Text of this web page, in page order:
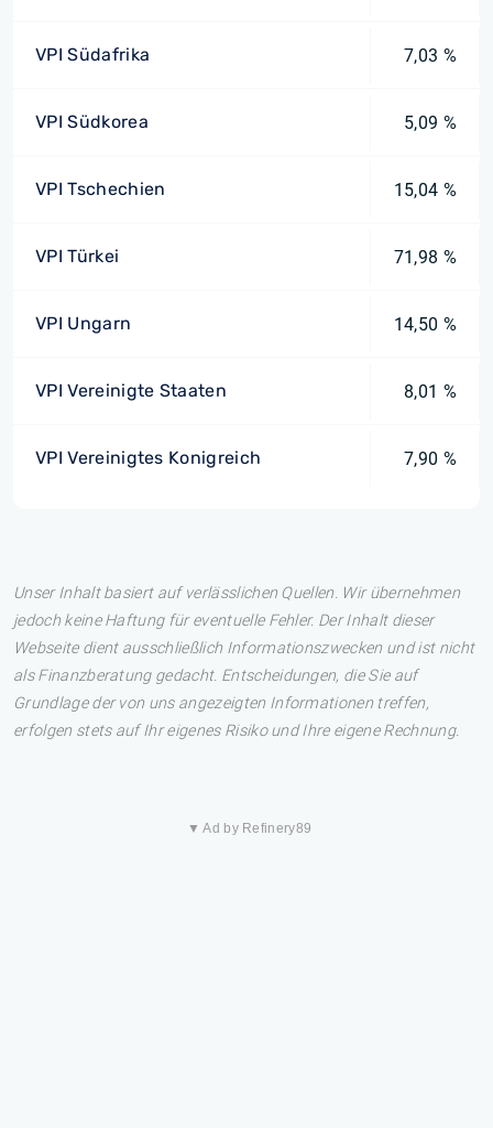
VPI Südafrika 7,03 %
VPI Südkorea 5,09 %
VPI Tschechien 15,04 %
VPI Türkei 71,98 %
VPI Ungarn 14,50 %
VPI Vereinigte Staaten 8,01 %
VPI Vereinigtes Konigreich 7,90 %
Unser Inhalt basiert auf verlässlichen Quellen. Wir übernehmen
jedoch keine Haftung für eventuelle Fehler. Der Inhalt dieser
Webseite dient ausschließlich Informationszwecken und ist nicht
als Finanzberatung gedacht. Entscheidungen, die Sie auf
Grundlage der von uns angezeigten Informationen treffen,
erfolgen stets auf Ihr eigenes Risiko und Ihre eigene Rechnung.
▼ Ad by Refinery89